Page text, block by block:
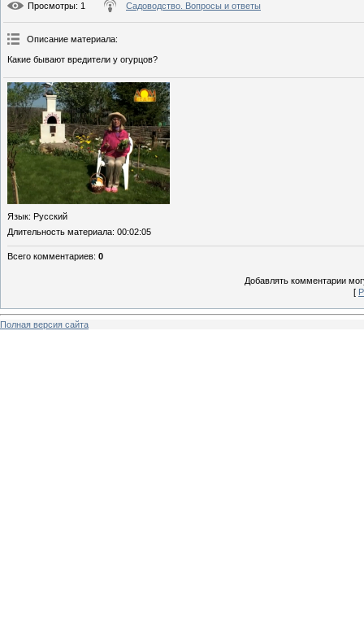
Просмотры: 1 Садоводство. Вопросы и ответы
Описание материала:
Какие бывают вредители у огурцов?
Язык: Русский
Длительность материала: 00:02:05
Всего комментариев: 0
Добавлять комментарии
[
Полная версия сайта